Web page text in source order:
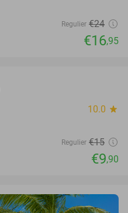
Regulier €24
€16,95
10.0 star
Regulier €15
€9,90